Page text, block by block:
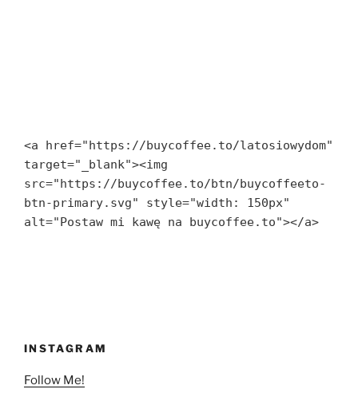
<a href="https://buycoffee.to/latosiowydom"
target="_blank"><img
src="https://buycoffee.to/btn/buycoffeeto-
btn-primary.svg" style="width: 150px"
alt="Postaw mi kawę na buycoffee.to"></a>
INSTAGRAM
Follow Me!